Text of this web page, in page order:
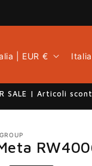
Italia | EUR €
g
u
SALE | Articoli